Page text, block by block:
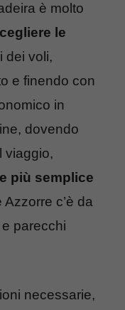
è molto
le
dei voli,
e finendo con
in
dovendo
viaggio,
più semplice
c’è da
parecchi
necessarie,